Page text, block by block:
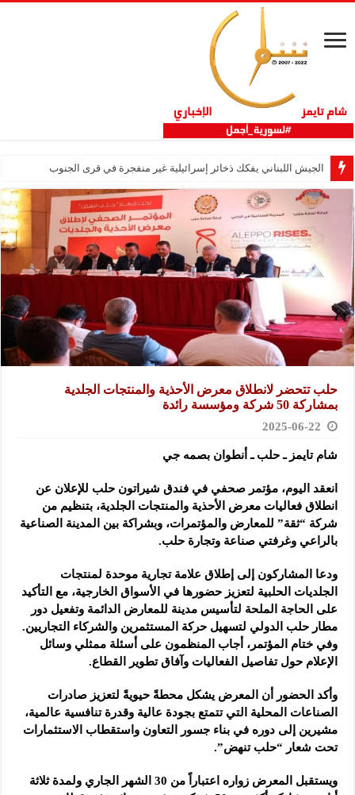
الجيش اللبناني يفكك ذخائر إسرائيلية غير منفجرة في قرى الجنوب
حلب تتحضر لانطلاق معرض الأحذية والمنتجات الجلدية
بمشاركة 50 شركة ومؤسسة رائدة
2025-06-22
شام تايمز ـ حلب ـ أنطوان بصمه جي
انعقد اليوم، مؤتمر صحفي في فندق شيراتون حلب للإعلان عن
انطلاق فعاليات معرض الأحذية والمنتجات الجلدية، بتنظيم من
شركة “ثقة” للمعارض والمؤتمرات، وبشراكة بين المدينة الصناعية
بالراعي وغرفتي صناعة وتجارة حلب.
ودعا المشاركون إلى إطلاق علامة تجارية موحدة لمنتجات
الجلديات الحلبية لتعزيز حضورها في الأسواق الخارجية، مع التأكيد
على الحاجة الملحة لتأسيس مدينة للمعارض الدائمة وتفعيل دور
مطار حلب الدولي لتسهيل حركة المستثمرين والشركاء التجاريين.
وفي ختام المؤتمر، أجاب المنظمون على أسئلة ممثلي وسائل
الإعلام حول تفاصيل الفعاليات وآفاق تطوير القطاع.
وأكد الحضور أن المعرض يشكل محطةً حيويةً لتعزيز صادرات
الصناعات المحلية التي تتمتع بجودة عالية وقدرة تنافسية عالمية،
مشيرين إلى دوره في بناء جسور التعاون واستقطاب الاستثمارات
تحت شعار “حلب تنهض”.
ويستقبل المعرض زواره اعتباراً من 30 الشهر الجاري ولمدة ثلاثة